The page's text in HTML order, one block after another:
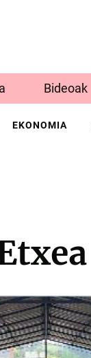
Bideoak
EKONOMIA